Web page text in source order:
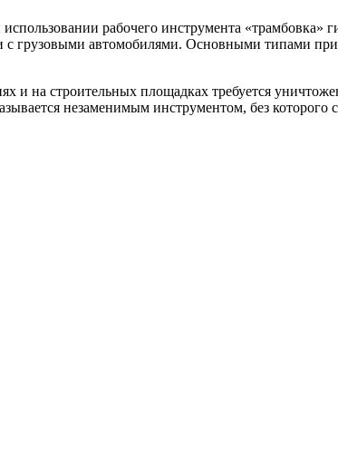
рабочего инструмента «трамбовка»
грузовыми автомобилями. Основными типами
и на строительных площадках требуется
незаменимым инструментом, без которого